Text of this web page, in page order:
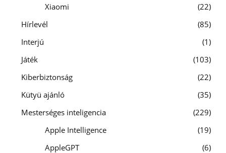
Xiaomi
22
Hírlevél
85
Interjú
1
Játék
103
Kiberbiztonság
22
Kütyü ajánló
35
Mesterséges inteligencia
229
Apple Intelligence
19
AppleGPT
6